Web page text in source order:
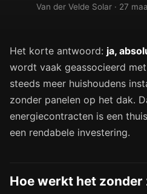
Van der Velde Solar · 27
Het korte antwoord: ja,
wordt vaak geassocieerd
steeds meer huishoudens
zonder panelen op het dak.
energiecontracten is een
een rendabele investering.
Hoe werkt het zonder